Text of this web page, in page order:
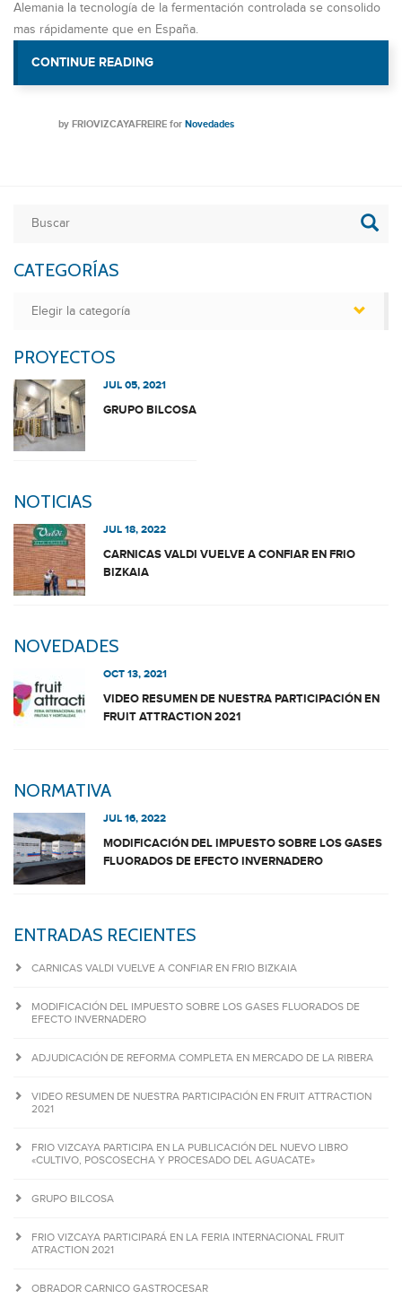
Alemania la tecnología de la fermentación controlada se consolido
mas rápidamente que en España.
CONTINUE READING
by FRIOVIZCAYAFREIRE for Novedades
CATEGORÍAS
PROYECTOS
JUL 05, 2021
GRUPO BILCOSA
NOTICIAS
JUL 18, 2022
CARNICAS VALDI VUELVE A CONFIAR EN FRIO
BIZKAIA
NOVEDADES
OCT 13, 2021
VIDEO RESUMEN DE NUESTRA PARTICIPACIÓN EN
FRUIT ATTRACTION 2021
NORMATIVA
JUL 16, 2022
MODIFICACIÓN DEL IMPUESTO SOBRE LOS GASES
FLUORADOS DE EFECTO INVERNADERO
ENTRADAS RECIENTES
CARNICAS VALDI VUELVE A CONFIAR EN FRIO BIZKAIA
MODIFICACIÓN DEL IMPUESTO SOBRE LOS GASES FLUORADOS DE
EFECTO INVERNADERO
ADJUDICACIÓN DE REFORMA COMPLETA EN MERCADO DE LA RIBERA
VIDEO RESUMEN DE NUESTRA PARTICIPACIÓN EN FRUIT ATTRACTION
2021
FRIO VIZCAYA PARTICIPA EN LA PUBLICACIÓN DEL NUEVO LIBRO
«CULTIVO, POSCOSECHA Y PROCESADO DEL AGUACATE»
GRUPO BILCOSA
FRIO VIZCAYA PARTICIPARÁ EN LA FERIA INTERNACIONAL FRUIT
ATRACTION 2021
OBRADOR CARNICO GASTROCESAR